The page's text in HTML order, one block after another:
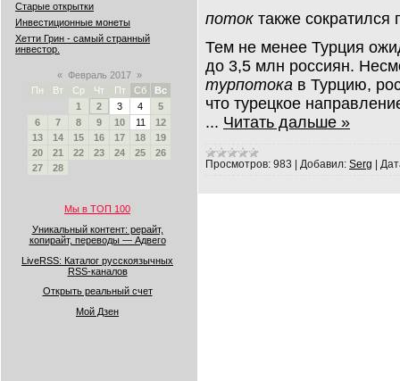
Старые открытки
Инвестиционные монеты
Хетти Грин - самый странный
инвестор.
« Февраль 2017 »
Пн
Вт Ср Чт Пт Сб
Вс
1
2 3 4
5
6
7 8 9 10 11
12
13
14 15 16 17 18
19
20
21 22 23 24 25
26
27
28
Мы в ТОП 100
Уникальный контент: рерайт,
копирайт, переводы — Адвего
LiveRSS: Каталог русскоязычных
RSS-каналов
Открыть реальный счет
Мой Дзен
поток также сократился
Тем не менее Турция
до 3,5 млн россиян.
турпотока в Турцию,
что турецкое
... Читать дальше »
Просмотров: 983 | Добавил: Serg |